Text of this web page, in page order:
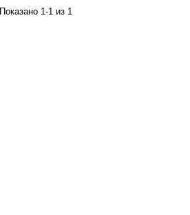
Показано 1-1 из 1